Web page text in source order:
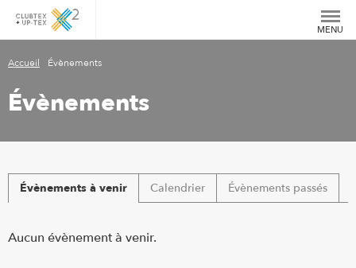
MENU
Accueil Évènements
Évènements
Évènements à venir Calendrier Évènements passés
Aucun évènement à venir.